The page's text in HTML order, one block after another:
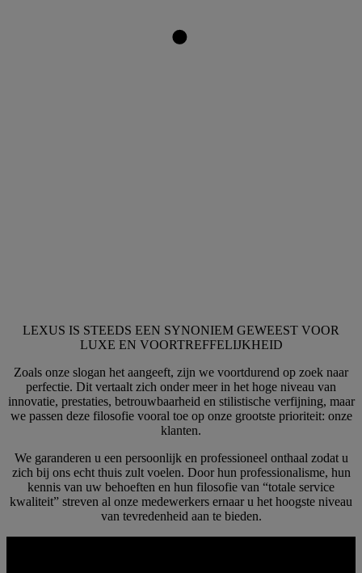
LEXUS IS STEEDS EEN SYNONIEM GEWEEST VOOR
LUXE EN VOORTREFFELIJKHEID
Zoals onze slogan het aangeeft, zijn we voortdurend op zoek naar
perfectie. Dit vertaalt zich onder meer in het hoge niveau van
innovatie, prestaties, betrouwbaarheid en stilistische verfijning, maar
we passen deze filosofie vooral toe op onze grootste prioriteit: onze
klanten.
We garanderen u een persoonlijk en professioneel onthaal zodat u
zich bij ons echt thuis zult voelen. Door hun professionalisme, hun
kennis van uw behoeften en hun filosofie van “totale service
kwaliteit” streven al onze medewerkers ernaar u het hoogste niveau
van tevredenheid aan te bieden.